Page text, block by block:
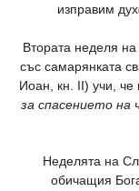
изправим
Втората неделя
със самарянката
Иоан, кн. II) учи, че
за спасението на
Неделята на
обичащия